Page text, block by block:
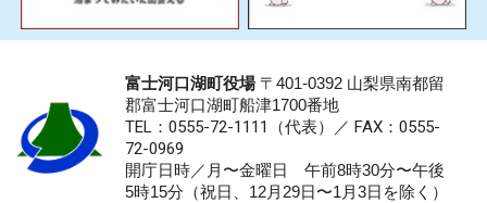
富士河口湖町役場〒401-0392 山梨県南都留
郡富士河口湖町船津1700番地
TEL：0555-72-1111 （代表）／ FAX：0555-
72-0969
開庁日時／月〜金曜日 午前8時30分〜午後
5時15分（祝日、12月29日〜1月3日を除く）